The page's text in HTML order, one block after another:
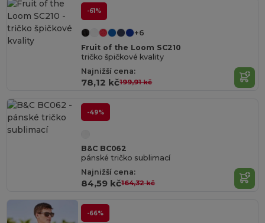
-61%
+6
Fruit of the Loom SC210
tričko špičkové kvality
Najnižší cena:
78,12 kč199,91 kč
-49%
B&C BC062
pánské tričko sublimací
Najnižší cena:
84,59 kč164,32 kč
-66%